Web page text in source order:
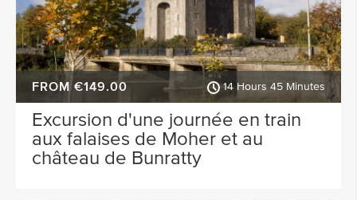
FROM €149.00 14 Hours 45 Minutes
Excursion d'une journée en train
aux falaises de Moher et au
château de Bunratty